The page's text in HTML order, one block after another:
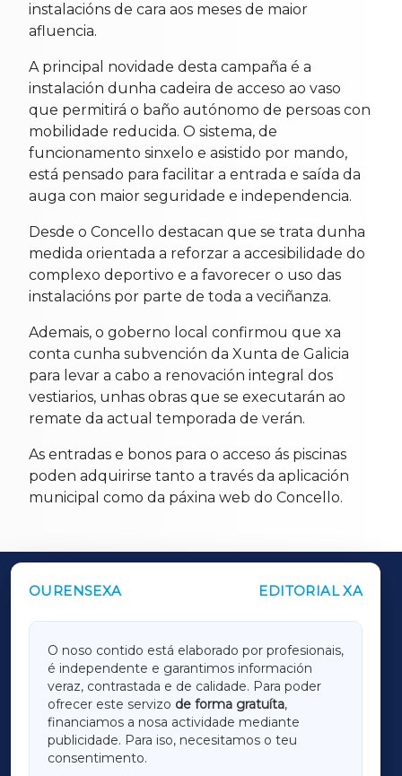
instalacións de cara aos meses de maior
afluencia.
A principal novidade desta campaña é a
instalación dunha cadeira de acceso ao vaso
que permitirá o baño autónomo de persoas con
mobilidade reducida. O sistema, de
funcionamento sinxelo e asistido por mando,
está pensado para facilitar a entrada e saída da
auga con maior seguridade e independencia.
Desde o Concello destacan que se trata dunha
medida orientada a reforzar a accesibilidade do
complexo deportivo e a favorecer o uso das
instalacións por parte de toda a veciñanza.
Ademais, o goberno local confirmou que xa
conta cunha subvención da Xunta de Galicia
para levar a cabo a renovación integral dos
vestiarios, unhas obras que se executarán ao
remate da actual temporada de verán.
As entradas e bonos para o acceso ás piscinas
poden adquirirse tanto a través da aplicación
municipal como da páxina web do Concello.
OURENSEXA EDITORIAL XA
O noso contido está elaborado por profesionais,
é independente e garantimos información
veraz, contrastada e de calidade. Para poder
ofrecer este servizo de forma gratuíta,
financiamos a nosa actividade mediante
publicidade. Para iso, necesitamos o teu
consentimento.
OUTROS PERIÓDICOS
LUGOXA
TERRACHAXA